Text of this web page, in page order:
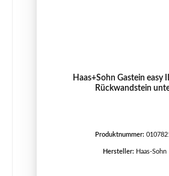
Haas+Sohn Gastein easy
Rückwandstein
Produktnummer:
Hersteller: Haas-Sohn